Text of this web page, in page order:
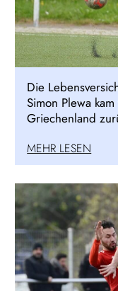
Die
Simon Plewa
Griechenland
MEHR LESEN